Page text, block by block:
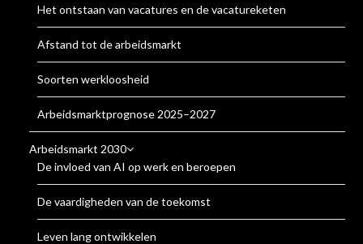
Het ontstaan van vacatures en de vacatureketen
Afstand tot de arbeidsmarkt
Soorten werkloosheid
Arbeidsmarktprognose 2025–2027
Arbeidsmarkt 2030
De invloed van AI op werk en beroepen
De vaardigheden van de toekomst
Leven lang ontwikkelen